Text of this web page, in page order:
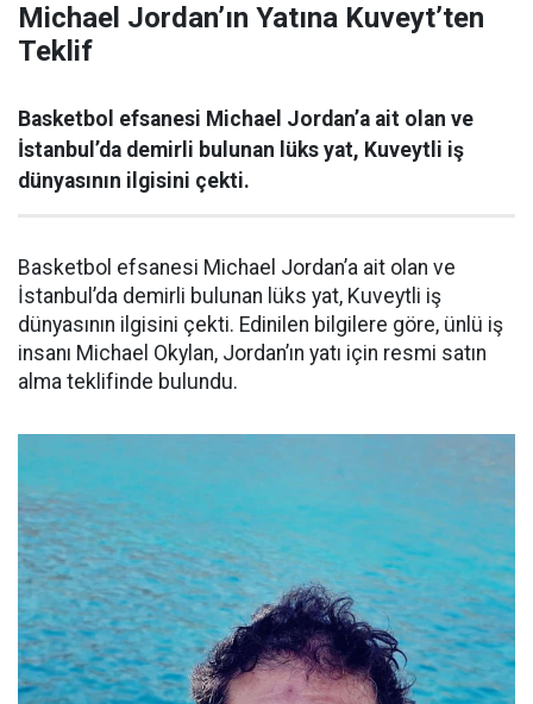
Michael Jordan’ın Yatına Kuveyt’ten
Teklif
Basketbol efsanesi Michael Jordan’a ait olan ve
İstanbul’da demirli bulunan lüks yat, Kuveytli iş
dünyasının ilgisini çekti.
Basketbol efsanesi Michael Jordan’a ait olan ve
İstanbul’da demirli bulunan lüks yat, Kuveytli iş
dünyasının ilgisini çekti. Edinilen bilgilere göre, ünlü iş
insanı Michael Okylan, Jordan’ın yatı için resmi satın
alma teklifinde bulundu.